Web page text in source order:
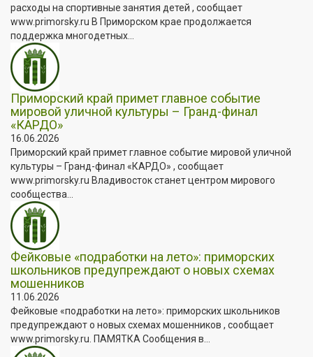
расходы на спортивные занятия детей , сообщает
www.primorsky.ru В Приморском крае продолжается
поддержка многодетных...
Приморский край примет главное событие
мировой уличной культуры – Гранд-финал
«КАРДО»
16.06.2026
Приморский край примет главное событие мировой уличной
культуры – Гранд-финал «КАРДО» , сообщает
www.primorsky.ru Владивосток станет центром мирового
сообщества...
Фейковые «подработки на лето»: приморских
школьников предупреждают о новых схемах
мошенников
11.06.2026
Фейковые «подработки на лето»: приморских школьников
предупреждают о новых схемах мошенников , сообщает
www.primorsky.ru. ПАМЯТКА Сообщения в...